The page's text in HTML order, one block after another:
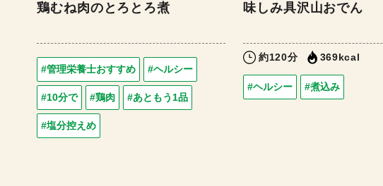
鶏むね肉のとろとろ煮
#管理栄養士おすすめ #ヘルシー
#10分で #鶏肉 #あともう1品
#塩分控えめ
味しみ具沢山おでん
約120分 369kcal
#ヘルシー #煮込み